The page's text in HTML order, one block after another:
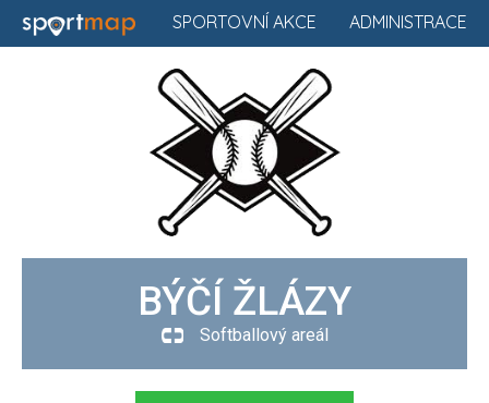
ADMINISTRACE
SPORTOVNÍ AKCE
BÝČÍ ŽLÁZY
Softballový areál